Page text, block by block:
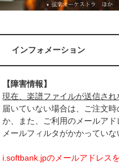
インフォメーション
【障害情報】
現在、楽譜ファイルが送信さ
届いていない場合は、ご注文
か、また、ご利用のメールア
メールフィルタがかかってい
i.softbank.jpのメールアドレス